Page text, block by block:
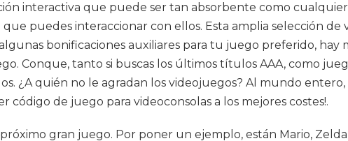
interactiva que puede ser tan absorbente como
puedes interaccionar con ellos. Esta amplia selección de
bonificaciones auxiliares para tu juego preferido,
Conque, tanto si buscas los últimos títulos AAA, como
¿A quién no le agradan los videojuegos? Al mundo
de juego para videoconsolas a los mejores costes!.
gran juego. Por poner un ejemplo, están Mario,